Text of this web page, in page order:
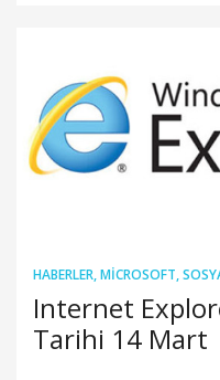
HABERLER,MICROSOFT,
Internet
Tarihi 14 Mart